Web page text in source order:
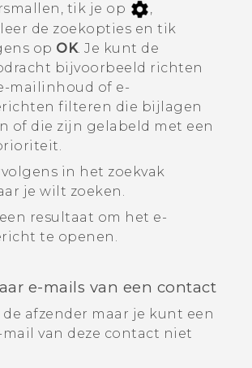
tik je op
,
de zoekopties en tik
op OK. Je kunt de
bijvoorbeeld richten
mailinhoud of e-
filteren die bijlagen
of die zijn gelabeld met een
in het zoekvak
je wilt zoeken.
resultaat om het e-
te openen.
e-mails van een contact
de afzender maar je kunt een
van deze contact niet